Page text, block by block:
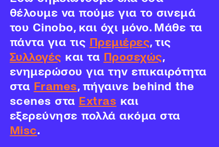
θέλουμε να πούμε για το σινεμά
του Cinobo, και όχι μόνο. Μάθε τα
πάντα για τις Πρεμιέρες, τις
Συλλογές και τα Προσεχώς,
ενημερώσου για την επικαιρότητα
στα Frames, πήγαινε behind the
scenes στα Extras και
εξερεύνησε πολλά ακόμα στα
Misc.